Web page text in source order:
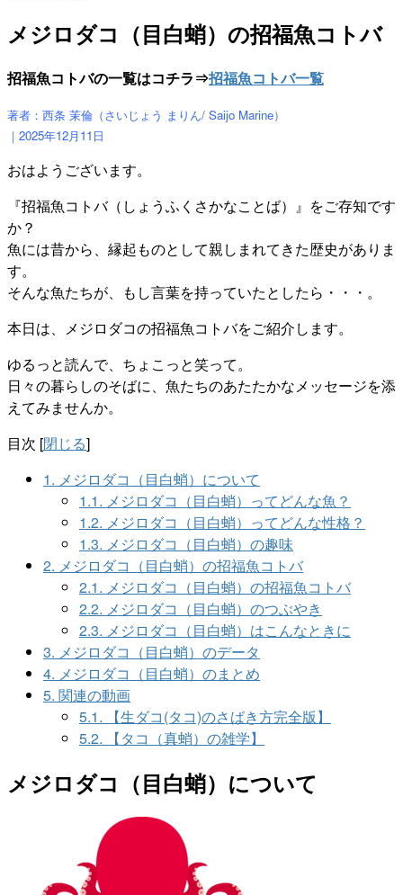
メジロダコ（目白蛸）の招福魚コトバ
招福魚コトバの一覧はコチラ⇒招福魚コトバ一覧
著者：西条 茉倫（さいじょう まりん/ Saijo Marine）
｜2025年12月11 日
おはようございます。
『招福魚コトバ（しょうふくさかなことば）』をご存知です
か？
魚には昔から、縁起ものとして親しまれてきた歴史がありま
す。
そんな魚たちが、もし言葉を持っていたとしたら・・・。
本日は、メジロダコの招福魚コトバをご紹介します。
ゆるっと読んで、ちょこっと笑って。
日々の暮らしのそばに、魚たちのあたたかなメッセージを添
えてみませんか。
目次 [閉じる]
1. メジロダコ（目白蛸）について
1.1. メジロダコ（目白蛸）ってどんな魚？
1.2. メジロダコ（目白蛸）ってどんな性格？
1.3. メジロダコ（目白蛸）の趣味
2. メジロダコ（目白蛸）の招福魚コトバ
2.1. メジロダコ（目白蛸）の招福魚コトバ
2.2. メジロダコ（目白蛸）のつぶやき
2.3. メジロダコ（目白蛸）はこんなときに
3. メジロダコ（目白蛸）のデータ
4. メジロダコ（目白蛸）のまとめ
5. 関連の動画
5.1. 【生ダコ(タコ)のさばき方完全版】
5.2. 【タコ（真蛸）の雑学】
メジロダコ（目白蛸）について